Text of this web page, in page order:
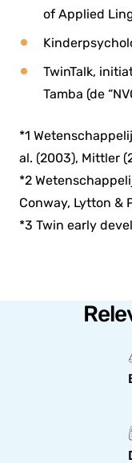
of Applied
TwinTalk,
Tamba (de
*1
al. (2003), Mittler
*2
Conway, Lytton &
*3 Twin early